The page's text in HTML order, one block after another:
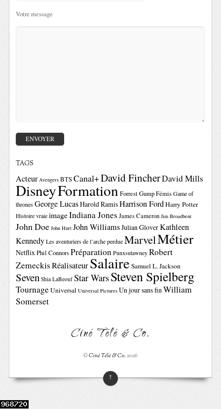
Votre message
TAGS
Acteur Avengers BTSCanal+David FincherDavid Mills
DisneyFormationForrest GumpFémis Game of
thrones George LucasHarold RamisHarrison FordHarry Potter
Histoire vraie imageIndiana Jones James Cameron Jim Broadbent
John Doe John Hurt John WilliamsJulian GloverKathleen
Kennedy Les aventuriers de l’arche perdue MarvelMétier
NetflixPhil ConnorsPréparation Punxsutawney Robert
ZemeckisRéalisateurSalaire Samuel L. Jackson
Seven Shia LaBeouf Star WarsSteven Spielberg
TournageUniversal Universal Pictures Un jour sans finWilliam
Somerset
Ciné Télé & Co.
©Ciné Télé & Co.2026
↑